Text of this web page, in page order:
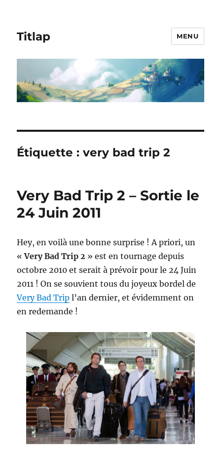
Titlap MENU
Étiquette :very bad trip 2
Very Bad Trip 2 – Sortie le
24 Juin 2011
Hey, en voilà une bonne surprise ! A priori, un
«Very Bad Trip 2 » est en tournage depuis
octobre 2010 et serait à prévoir pour le 24 Juin
2011 ! On se souvient tous du joyeux bordel de
Very Bad Trip l’an dernier, et évidemment on
en redemande !